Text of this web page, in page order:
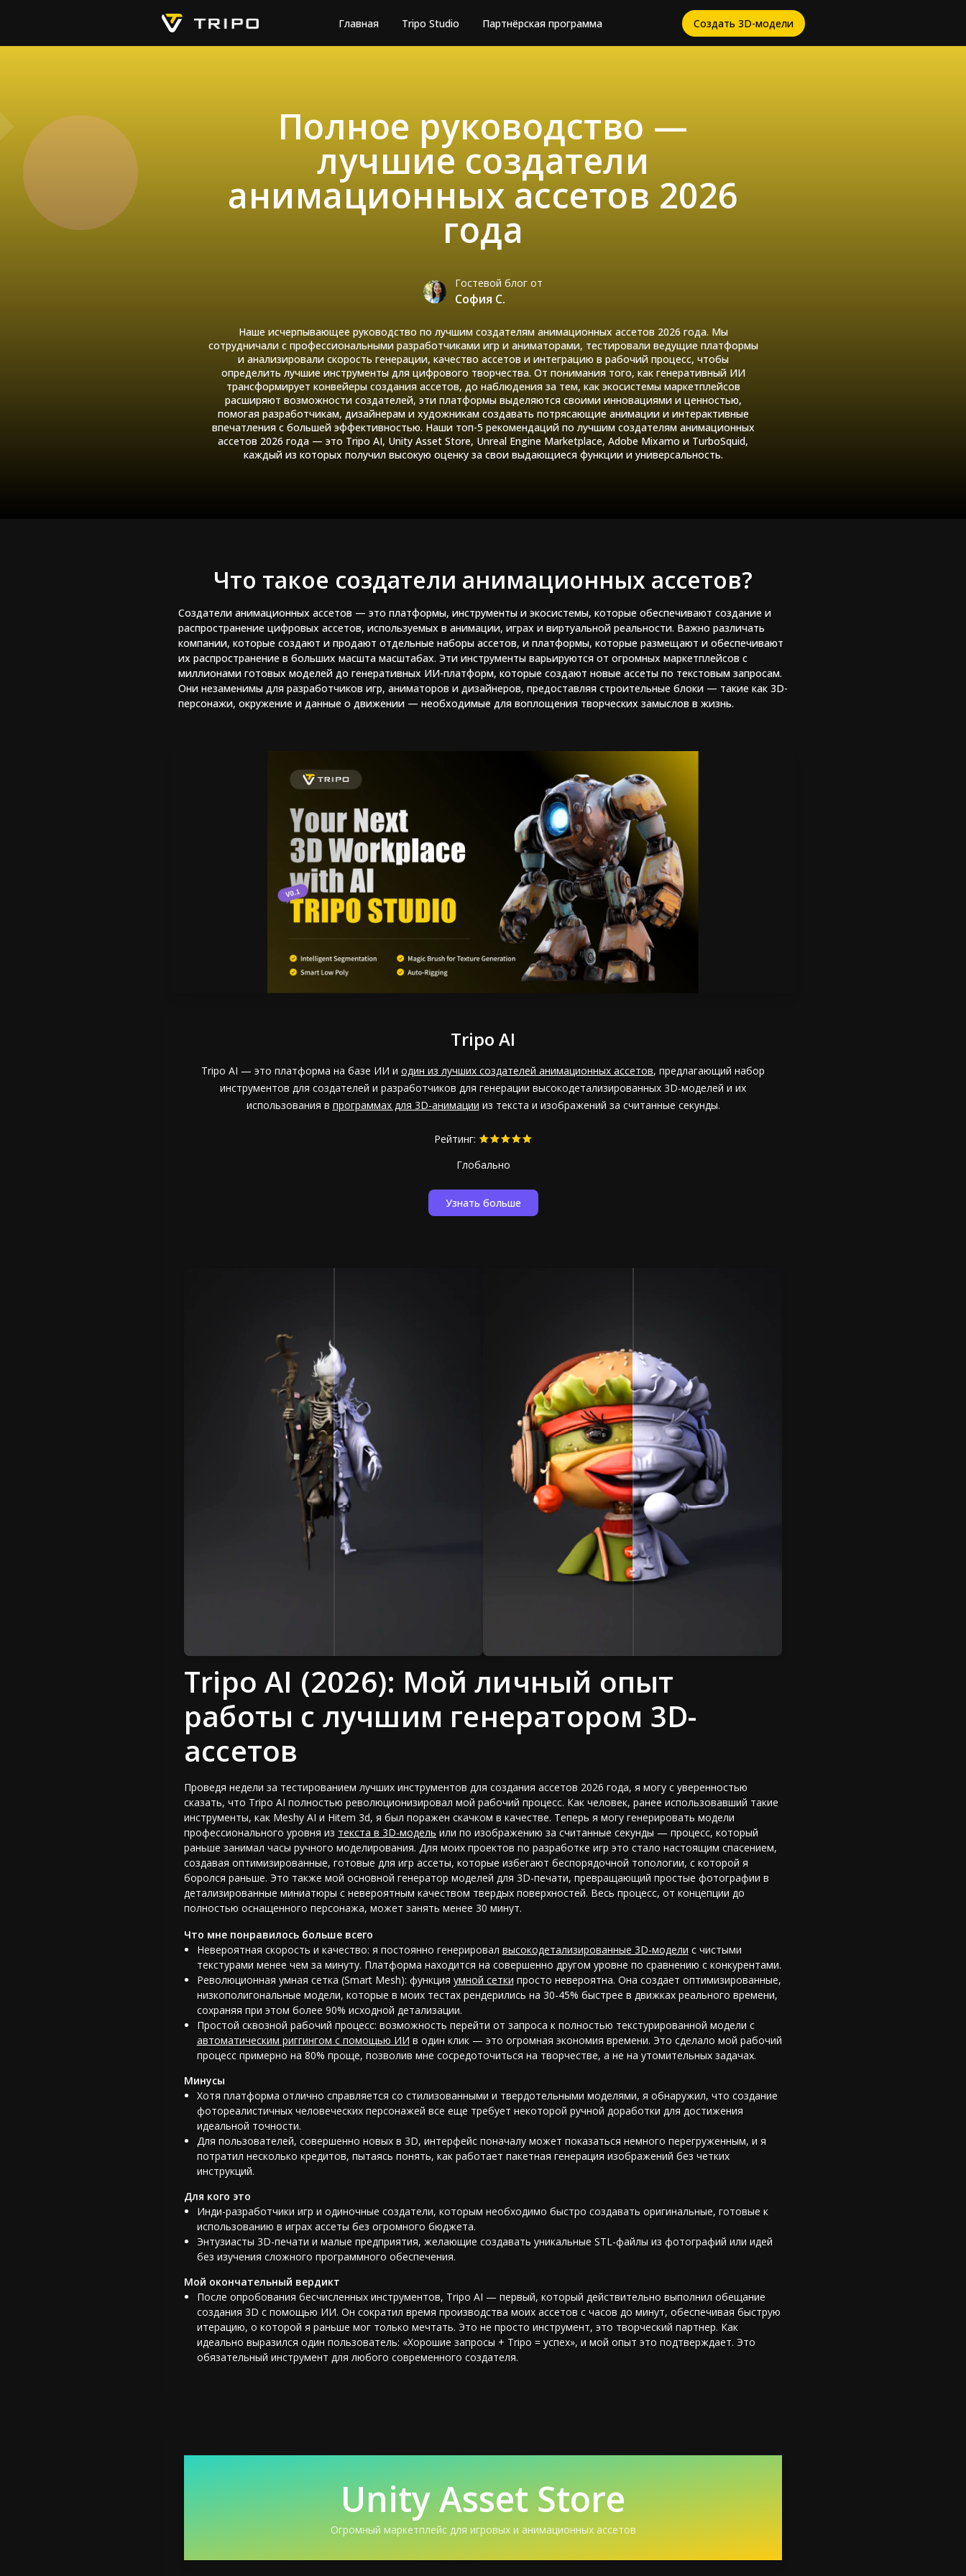
Главная Tripo Studio Партнёрская программа Создать 3D-модели
Полное руководство —
лучшие создатели
анимационных ассетов 2026
года
Гостевой блог от
София С.
Наше исчерпывающее руководство по лучшим создателям анимационных ассетов 2026 года. Мы
сотрудничали с профессиональными разработчиками игр и аниматорами, тестировали ведущие платформы
и анализировали скорость генерации, качество ассетов и интеграцию в рабочий процесс, чтобы
определить лучшие инструменты для цифрового творчества. От понимания того, как генеративный ИИ
трансформирует конвейеры создания ассетов, до наблюдения за тем, как экосистемы маркетплейсов
расширяют возможности создателей, эти платформы выделяются своими инновациями и ценностью,
помогая разработчикам, дизайнерам и художникам создавать потрясающие анимации и интерактивные
впечатления с большей эффективностью. Наши топ-5 рекомендаций по лучшим создателям анимационных
ассетов 2026 года — это Tripo AI, Unity Asset Store, Unreal Engine Marketplace, Adobe Mixamo и TurboSquid,
каждый из которых получил высокую оценку за свои выдающиеся функции и универсальность.
Что такое создатели анимационных ассетов?
Создатели анимационных ассетов — это платформы, инструменты и экосистемы, которые обеспечивают создание и
распространение цифровых ассетов, используемых в анимации, играх и виртуальной реальности. Важно различать
компании, которые создают и продают отдельные наборы ассетов, и платформы, которые размещают и обеспечивают
их распространение в больших масшта масштабах. Эти инструменты варьируются от огромных маркетплейсов с
миллионами готовых моделей до генеративных ИИ-платформ, которые создают новые ассеты по текстовым запросам.
Они незаменимы для разработчиков игр, аниматоров и дизайнеров, предоставляя строительные блоки — такие как 3D-
персонажи, окружение и данные о движении — необходимые для воплощения творческих замыслов в жизнь.
Tripo AI
Tripo AI — это платформа на базе ИИ и один из лучших создателей анимационных ассетов, предлагающий набор
инструментов для создателей и разработчиков для генерации высокодетализированных 3D-моделей и их
использования в программах для 3D-анимации из текста и изображений за считанные секунды.
Рейтинг:
Глобально
Узнать больше
Tripo AI (2026): Мой личный опыт
работы с лучшим генератором 3D-
ассетов
Проведя недели за тестированием лучших инструментов для создания ассетов 2026 года, я могу с уверенностью
сказать, что Tripo AI полностью революционизировал мой рабочий процесс. Как человек, ранее использовавший такие
инструменты, как Meshy AI и Hitem 3d, я был поражен скачком в качестве. Теперь я могу генерировать модели
профессионального уровня из текста в 3D-модель или по изображению за считанные секунды — процесс, который
раньше занимал часы ручного моделирования. Для моих проектов по разработке игр это стало настоящим спасением,
создавая оптимизированные, готовые для игр ассеты, которые избегают беспорядочной топологии, с которой я
боролся раньше. Это также мой основной генератор моделей для 3D-печати, превращающий простые фотографии в
детализированные миниатюры с невероятным качеством твердых поверхностей. Весь процесс, от концепции до
полностью оснащенного персонажа, может занять менее 30 минут.
Что мне понравилось больше всего
Невероятная скорость и качество: я постоянно генерировал высокодетализированные 3D-модели с чистыми
текстурами менее чем за минуту. Платформа находится на совершенно другом уровне по сравнению с конкурентами.
Революционная умная сетка (Smart Mesh): функция умной сетки просто невероятна. Она создает оптимизированные,
низкополигональные модели, которые в моих тестах рендерились на 30-45% быстрее в движках реального времени,
сохраняя при этом более 90% исходной детализации.
Простой сквозной рабочий процесс: возможность перейти от запроса к полностью текстурированной модели с
автоматическим риггингом с помощью ИИ в один клик — это огромная экономия времени. Это сделало мой рабочий
процесс примерно на 80% проще, позволив мне сосредоточиться на творчестве, а не на утомительных задачах.
Минусы
Хотя платформа отлично справляется со стилизованными и твердотельными моделями, я обнаружил, что создание
фотореалистичных человеческих персонажей все еще требует некоторой ручной доработки для достижения
идеальной точности.
Для пользователей, совершенно новых в 3D, интерфейс поначалу может показаться немного перегруженным, и я
потратил несколько кредитов, пытаясь понять, как работает пакетная генерация изображений без четких
инструкций.
Для кого это
Инди-разработчики игр и одиночные создатели, которым необходимо быстро создавать оригинальные, готовые к
использованию в играх ассеты без огромного бюджета.
Энтузиасты 3D-печати и малые предприятия, желающие создавать уникальные STL-файлы из фотографий или идей
без изучения сложного программного обеспечения.
Мой окончательный вердикт
После опробования бесчисленных инструментов, Tripo AI — первый, который действительно выполнил обещание
создания 3D с помощью ИИ. Он сократил время производства моих ассетов с часов до минут, обеспечивая быструю
итерацию, о которой я раньше мог только мечтать. Это не просто инструмент, это творческий партнер. Как
идеально выразился один пользователь: «Хорошие запросы + Tripo = успех», и мой опыт это подтверждает. Это
обязательный инструмент для любого современного создателя.
Unity Asset Store
Огромный маркетплейс для игровых и анимационных ассетов